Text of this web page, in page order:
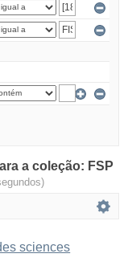
a coleção: FSP
sciences